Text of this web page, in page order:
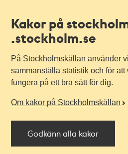
Kakor på
.stockholm.se
På Stockholmskällan använder
sammanställa statistik och för
fungera på ett bra sätt för dig.
Om kakor på Stockholmskällan
Godkänn alla kakor